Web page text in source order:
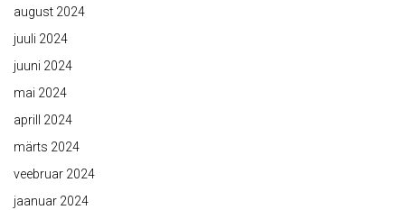
august 2024
juuli 2024
juuni 2024
mai 2024
aprill 2024
märts 2024
veebruar 2024
jaanuar 2024